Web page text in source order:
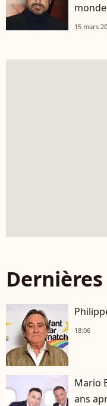
15 mars
18:06
Mario
ans